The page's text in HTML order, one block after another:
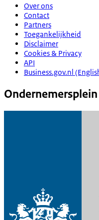
Over ons
Contact
Partners
Toegankelijkheid
Disclaimer
Cookies & Privacy
API
Business.gov.nl